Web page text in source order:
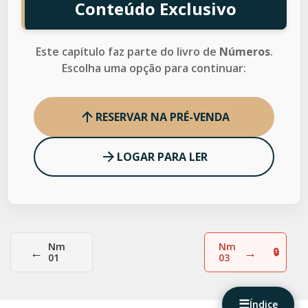
☰Índice
Conteúdo Exclusivo
Este capítulo faz parte do livro de Números.
Escolha uma opção para continuar:
RESERVAR NA PRÉ-VENDA
LOGAR PARA LER
←
Nm
01
Nm
03
→